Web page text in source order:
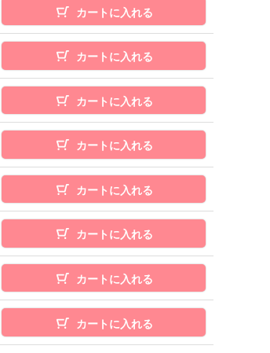
カートに入れる
カートに入れる
カートに入れる
カートに入れる
カートに入れる
カートに入れる
カートに入れる
カートに入れる